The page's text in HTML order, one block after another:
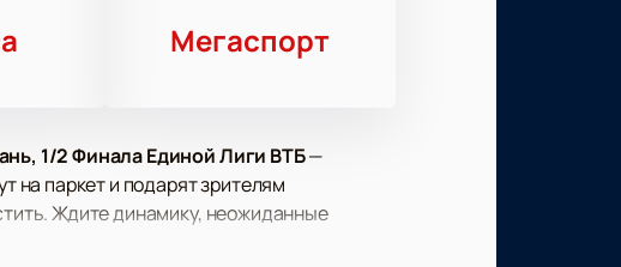
Мегаспорт
1/2 Финала Единой Лиги ВТБ—
на паркет и подарят зрителям
Ждите динамику, неожиданные